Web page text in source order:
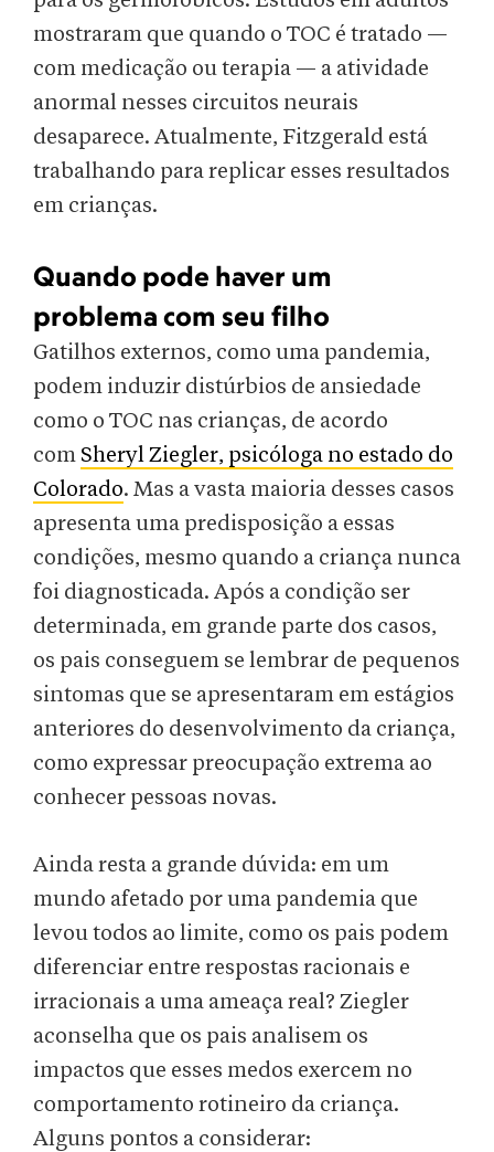
mostraram que quando o TOC é tratado —
com medicação ou terapia — a atividade
anormal nesses circuitos neurais
desaparece. Atualmente, Fitzgerald está
trabalhando para replicar esses resultados
em crianças.
Quando pode haver um
problema com seu filho
Gatilhos externos, como uma pandemia,
podem induzir distúrbios de ansiedade
como o TOC nas crianças, de acordo
com Sheryl Ziegler, psicóloga no estado do
Colorado. Mas a vasta maioria desses casos
apresenta uma predisposição a essas
condições, mesmo quando a criança nunca
foi diagnosticada. Após a condição ser
determinada, em grande parte dos casos,
os pais conseguem se lembrar de pequenos
sintomas que se apresentaram em estágios
anteriores do desenvolvimento da criança,
como expressar preocupação extrema ao
conhecer pessoas novas.
Ainda resta a grande dúvida: em um
mundo afetado por uma pandemia que
levou todos ao limite, como os pais podem
diferenciar entre respostas racionais e
irracionais a uma ameaça real? Ziegler
aconselha que os pais analisem os
impactos que esses medos exercem no
comportamento rotineiro da criança.
Alguns pontos a considerar: